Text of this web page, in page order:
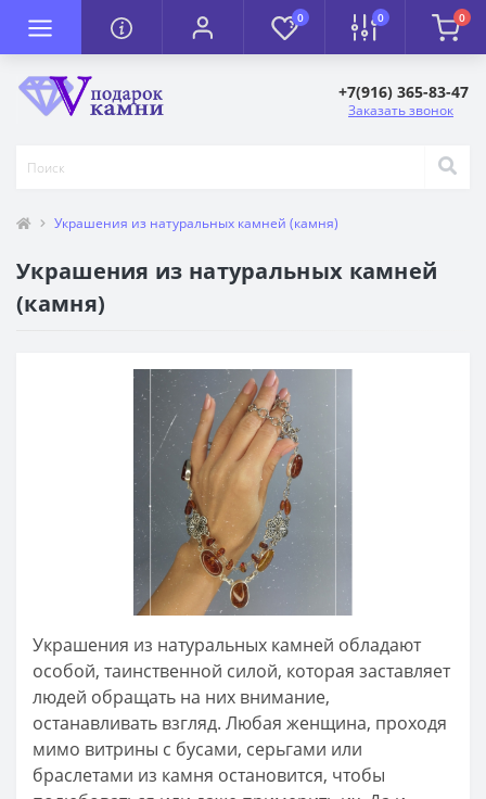
0 0 0
+7(916) 365-83-47
Заказать звонок
Украшения из натуральных камней (камня)
Украшения из натуральных камней
(камня)
Украшения из натуральных камней обладают
особой, таинственной силой, которая заставляет
людей обращать на них внимание,
останавливать взгляд. Любая женщина, проходя
мимо витрины с бусами, серьгами или
браслетами из камня остановится, чтобы